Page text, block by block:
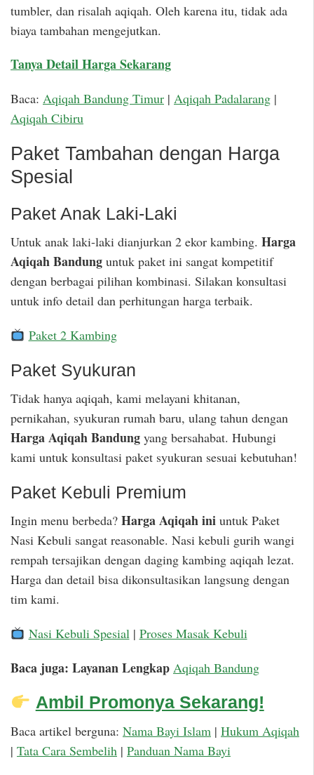
tumbler, dan risalah aqiqah. Oleh karena itu, tidak ada
biaya tambahan mengejutkan.
Tanya Detail Harga Sekarang
Baca: Aqiqah Bandung Timur | Aqiqah Padalarang |
Aqiqah Cibiru
Paket Tambahan dengan Harga
Spesial
Paket Anak Laki-Laki
Untuk anak laki-laki dianjurkan 2 ekor kambing. Harga
Aqiqah Bandung untuk paket ini sangat kompetitif
dengan berbagai pilihan kombinasi. Silakan konsultasi
untuk info detail dan perhitungan harga terbaik.
Paket 2 Kambing
Paket Syukuran
Tidak hanya aqiqah, kami melayani khitanan,
pernikahan, syukuran rumah baru, ulang tahun dengan
Harga Aqiqah Bandung yang bersahabat. Hubungi
kami untuk konsultasi paket syukuran sesuai kebutuhan!
Paket Kebuli Premium
Ingin menu berbeda? Harga Aqiqah ini untuk Paket
Nasi Kebuli sangat reasonable. Nasi kebuli gurih wangi
rempah tersajikan dengan daging kambing aqiqah lezat.
Harga dan detail bisa dikonsultasikan langsung dengan
tim kami.
Nasi Kebuli Spesial| Proses Masak Kebuli
Baca juga: Layanan Lengkap Aqiqah Bandung
Ambil Promonya Sekarang!
Baca artikel berguna: Nama Bayi Islam | Hukum Aqiqah
| Tata Cara Sembelih | Panduan Nama Bayi